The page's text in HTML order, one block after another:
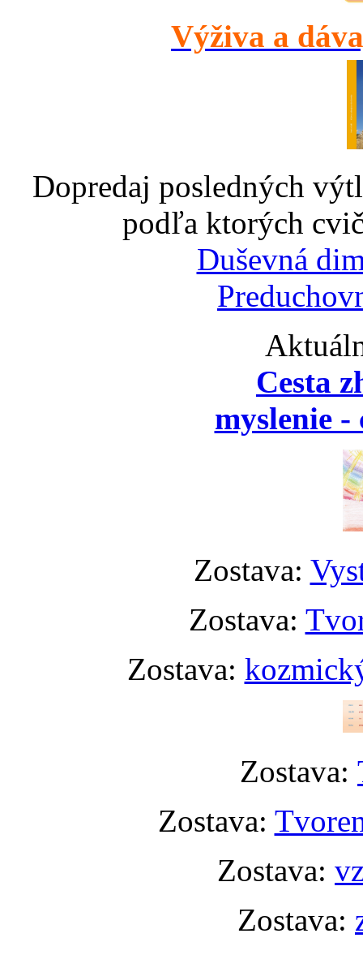
Výživa a
Dopredaj posledných
podľa ktorých
Duševná
Cesta
myslenie
Zostava:
Zostava:
Zostava:
Zostava:
Zostava:
Zostava:
Zostava: